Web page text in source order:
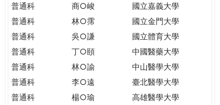
民。
WAGOR
TODAY
THE
WORLD
TOMORROW
普通科
商○峻
國立嘉義大學
普通科
林○霈
國立金門大學
普通科
吳○謙
國立體育大學
普通科
丁○頤
中國醫藥大學
普通科
林○諭
中山醫學大學
普通科
李○遠
臺北醫學大學
普通科
楊○瑜
高雄醫學大學